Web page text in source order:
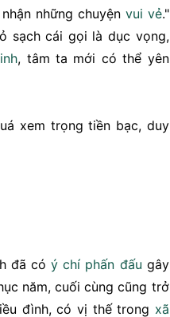
những chuyện vui vẻ."
sạch cái gọi là dục vọng,
, tâm ta mới có thể yên
xem trọng tiền bạc, duy
đã cóý chí phấn đấu gây
năm, cuối cùng cũng trở
đình, có vị thế trong xã